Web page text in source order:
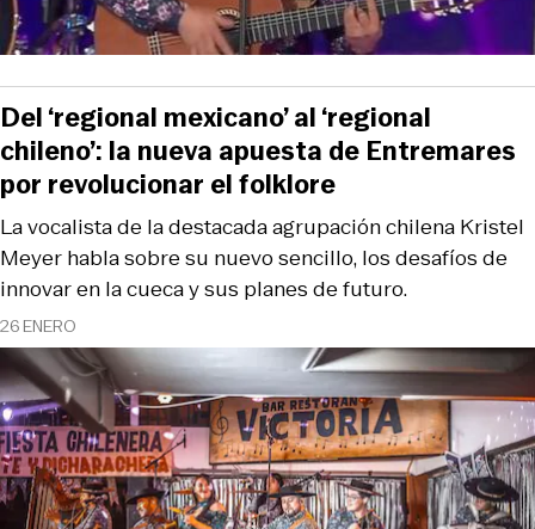
26 ENERO
La vocalista de la destacada agrupación chilena Kristel
Meyer habla sobre su nuevo sencillo, los desafíos de
innovar en la cueca y sus planes de futuro.
Del ‘regional mexicano’ al ‘regional
chileno’: la nueva apuesta de Entremares
por revolucionar el folklore